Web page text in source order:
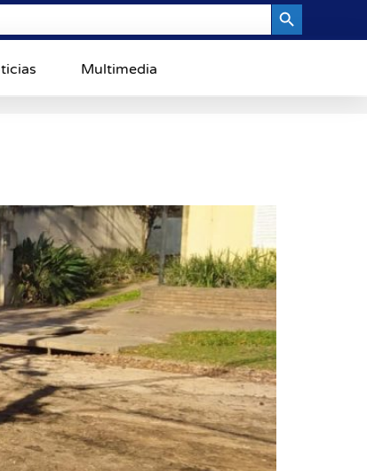
Multimedia